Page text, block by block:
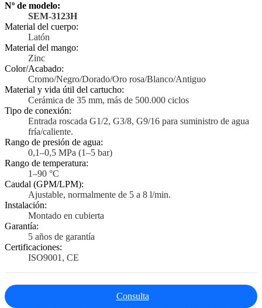
Nº de modelo:
SEM-3123H
Material del cuerpo:
Latón
Material del mango:
Zinc
Color/Acabado:
Cromo/Negro/Dorado/Oro rosa/Blanco/Antiguo
Material y vida útil del cartucho:
Cerámica de 35 mm, más de 500.000 ciclos
Tipo de conexión:
Entrada roscada G1/2, G3/8, G9/16 para suministro de agua
fría/caliente.
Rango de presión de agua:
0,1–0,5 MPa (1–5 bar)
Rango de temperatura:
1–90 °C
Caudal (GPM/LPM):
Ajustable, normalmente de 5 a 8 l/min.
Instalación:
Montado en cubierta
Garantía:
5 años de garantía
Certificaciones:
ISO9001, CE
Consulta